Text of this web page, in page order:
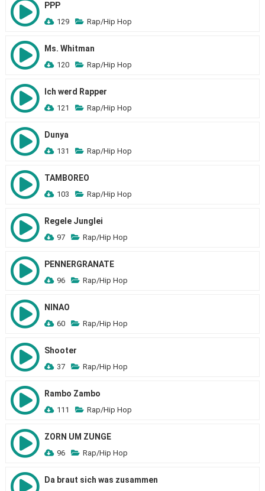
PPP
129 Rap/Hip Hop
Ms. Whitman
120 Rap/Hip Hop
Ich werd Rapper
121 Rap/Hip Hop
Dunya
131 Rap/Hip Hop
TAMBOREO
103 Rap/Hip Hop
Regele Junglei
97 Rap/Hip Hop
PENNERGRANATE
96 Rap/Hip Hop
NINAO
60 Rap/Hip Hop
Shooter
37 Rap/Hip Hop
Rambo Zambo
111 Rap/Hip Hop
ZORN UM ZUNGE
96 Rap/Hip Hop
Da braut sich was zusammen